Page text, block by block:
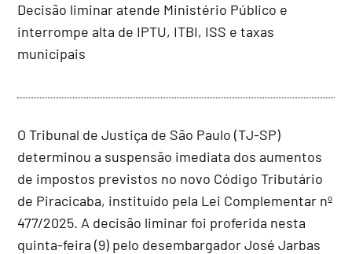
Decisão liminar atende Ministério Público e
interrompe alta de IPTU, ITBI, ISS e taxas
municipais
O Tribunal de Justiça de São Paulo (TJ-SP)
determinou a suspensão imediata dos aumentos
de impostos previstos no novo Código Tributário
de Piracicaba, instituído pela Lei Complementar nº
477/2025. A decisão liminar foi proferida nesta
quinta-feira (9) pelo desembargador José Jarbas